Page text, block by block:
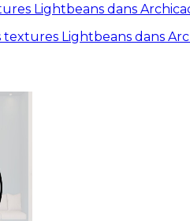
Lightbeans dans
Lightbeans dans